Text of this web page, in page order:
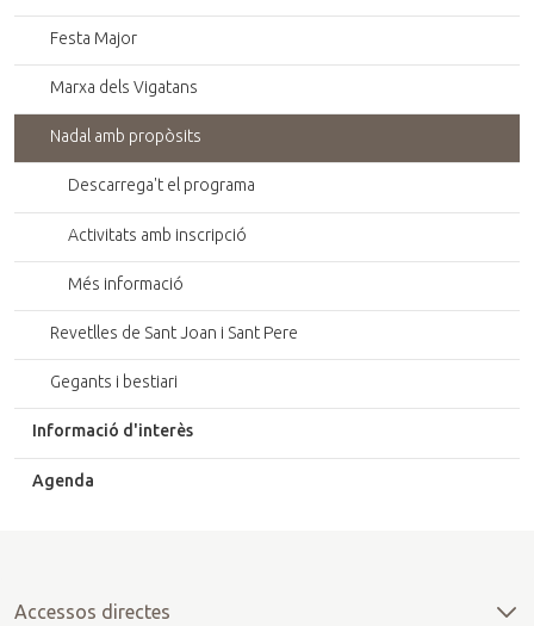
Festa Major
Marxa dels Vigatans
Nadal amb propòsits
Descarrega't el programa
Activitats amb inscripció
Més informació
Revetlles de Sant Joan i Sant Pere
Gegants i bestiari
Informació d'interès
Agenda
Accessos directes